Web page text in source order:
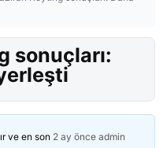
sonuçları:
ve en son 2 ay önce admin